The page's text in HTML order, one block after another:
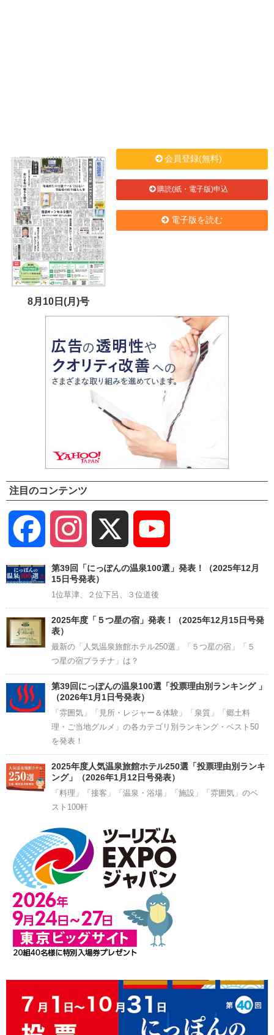
8月10日(月)号
会員登録(無料)
購読(紙・電子版)申込
電子版を読む
注目のコンテンツ
Facebook Instagram
Channel
第39回「にっぽんの温泉100選」発表！（2025年12月
15日号発表）
1位草津、２位下呂、３位道後
2025年度「５つ星の宿」発表！（2025年12月15日号発
表）
最新の「人気温泉旅館ホテル250選」「５つ星の宿」「５
つ星の宿プラチナ」は？
第39回にっぽんの温泉100選「投票理由別ランキング 」
（2026年1月1日号発表）
「雰囲気」「見所・レジャー＆体験」「泉質」「郷土料
理・ご当地グルメ」の各カテゴリ別ランキング・ベスト50
を発表！
2025年度人気温泉旅館ホテル250選「投票理由別ランキ
ング」（2026年1月12日号発表）
「料理」「接客」「温泉・浴場」「施設」「雰囲気」のベ
スト100軒